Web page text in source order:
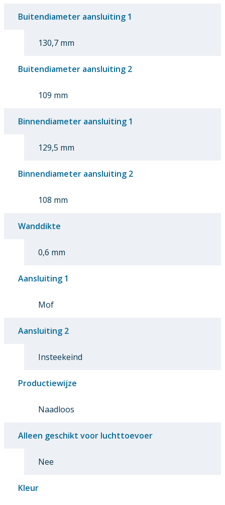
Buitendiameter aansluiting 1
130,7 mm
Buitendiameter aansluiting 2
109 mm
Binnendiameter aansluiting 1
129,5 mm
Binnendiameter aansluiting 2
108 mm
Wanddikte
0,6 mm
Aansluiting 1
Mof
Aansluiting 2
Insteekeind
Productiewijze
Naadloos
Alleen geschikt voor luchttoevoer
Nee
Kleur